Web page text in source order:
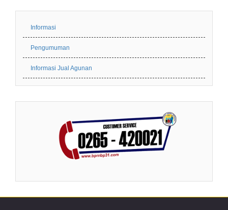
Informasi
Pengumuman
Informasi Jual Agunan